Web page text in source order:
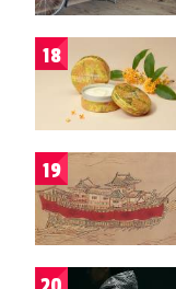
18
19